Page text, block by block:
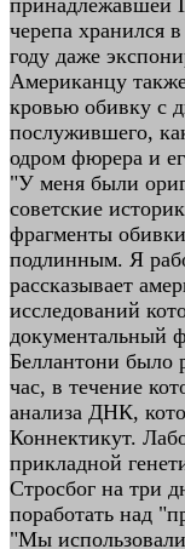
принадлежавшей
черепа хранился
году даже
Американцу
кровью обивку с
послужившего,
одром фюрера и
"У меня были
советские
фрагменты
подлинным. Я
рассказывает
исследований
документальный
Беллантони было
час, в течение
анализа ДНК,
Коннектикут.
прикладной
Стросбог на три
поработать над
"Мы